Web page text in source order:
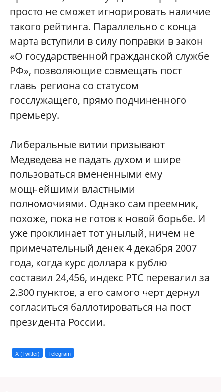
просто не сможет игнорировать наличие
такого рейтинга. Параллельно с конца
марта вступили в силу поправки в закон
«О государственной гражданской службе
РФ», позволяющие совмещать пост
главы региона со статусом
госслужащего, прямо подчиненного
премьеру.
Либеральные витии призывают
Медведева не падать духом и шире
пользоваться вмененными ему
мощнейшими властными
полномочиями. Однако сам преемник,
похоже, пока не готов к новой борьбе. И
уже проклинает тот унылый, ничем не
примечательный денек 4 декабря 2007
года, когда курс доллара к рублю
составил 24,456, индекс РТС перевалил за
2.300 пунктов, а его самого черт дернул
согласиться баллотироваться на пост
президента России.
X (Twitter) Telegram